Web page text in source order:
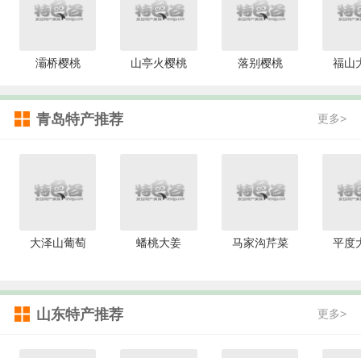
灞桥樱桃 山亭火樱桃 落别樱桃 福山
青岛特产推荐 更多>
大泽山葡萄 蟠桃大姜 马家沟芹菜 平度
山东特产推荐 更多>